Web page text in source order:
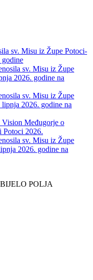
sv. Misu iz Župe Potoci-
sv. Misu iz Župe
2026. godine na
sv. Misu iz Župe
2026. godine na
Međugorje o
Potoci 2026.
sv. Misu iz Župe
2026. godine na
POLJA